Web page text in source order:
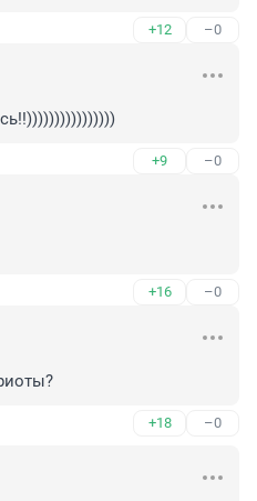
+12 –0
+9 –0
+16 –0
+18 –0